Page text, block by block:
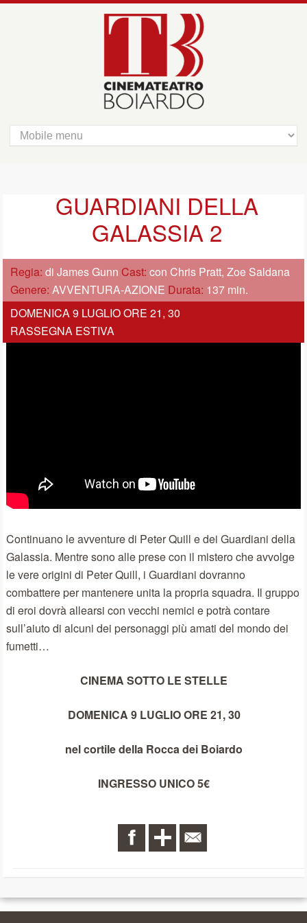
GUARDIANI DELLA
GALASSIA 2
Regia:di James Gunn Cast:con Chris Pratt, Zoe Saldana
Genere:AVVENTURA-AZIONE Durata: 137 min.
DOMENICA 9 LUGLIO ORE 21, 30
RASSEGNA ESTIVA
Continuano le avventure di Peter Quill e dei Guardiani della
Galassia. Mentre sono alle prese con il mistero che avvolge
le vere origini di Peter Quill, i Guardiani dovranno
combattere per mantenere unita la propria squadra. Il gruppo
di eroi dovrà allearsi con vecchi nemici e potrà contare
sull’aiuto di alcuni dei personaggi più amati del mondo dei
fumetti…
CINEMA SOTTO LE STELLE
DOMENICA 9 LUGLIO ORE 21, 30
nel cortile della Rocca dei Boiardo
INGRESSO UNICO 5€